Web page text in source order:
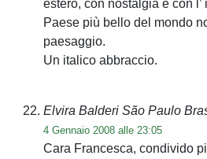
estero, con nostalgia e con
Paese più bello del mondo
paesaggio.
Un italico abbraccio.
Elvira Balderi São Paulo
4 Gennaio 2008 alle 23:05
Cara Francesca, condivido